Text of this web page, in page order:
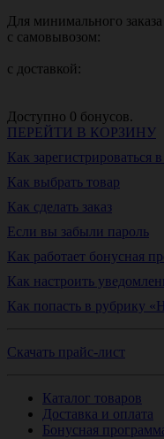
Для минимального заказа
с самовывозом:
с доставкой:
Доступно 0 бонусов.
ПЕРЕЙТИ В КОРЗИНУ
Как зарегистрироваться
Как выбрать товар
Как сделать заказ
Если вы забыли пароль
Как работает бонусная
Как настроить
Как попасть в
Скачать прайс-лист
Каталог товаров
Доставка и оплата
Бонусная